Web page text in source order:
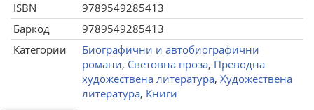
ISBN
9789549285413
Баркод
9789549285413
Категории
Биографични и автобиографични
романи, Световна проза, Преводна
художествена литература, Художествена
литература, Книги